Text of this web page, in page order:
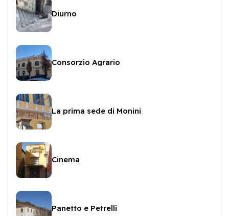
Diurno
Consorzio Agrario
La prima sede di Monini
Cinema
Panetto e Petrelli